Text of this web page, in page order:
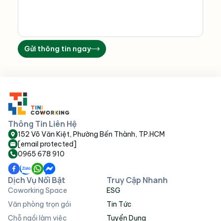
Quy trình đặt dịch vụ thuê địa điểm sự
kiện ngoài trời tại TINI COWORKING
Tiếp nhận thông tin và yêu cầu cụ thể từ khách
hàng về số lượng khách, loại hình sự kiện, thời gian
tổ chức và ngân sách dự kiến.
Tư vấn chi tiết giải pháp cho thuê địa điểm sự kiện,
thiết kế layout phù hợp cùng ý tưởng trang trí độc
Gửi thông tin ngay
Dịch Vụ Nổi Bật
Coworking Space
Văn phòng trọn gói
Chỗ ngồi làm việc
Thông Tin Liên Hệ
152 Võ Văn Kiệt, Phường Bến Thành, TP.HCM
[email protected]
0965 678 910
Truy Cập Nhanh
ESG
Tin Tức
Tuyển Dụng